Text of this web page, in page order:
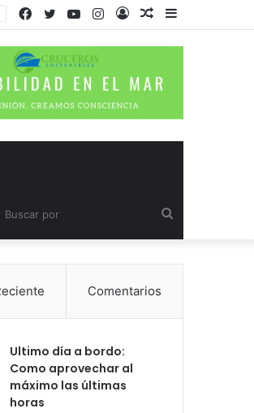
Barra
Publicación
Acceso
Instagram
YouTube
Twitter
Facebook
por
Comentarios
Ultimo día a bordo:
Como aprovechar al
máximo las últimas
horas